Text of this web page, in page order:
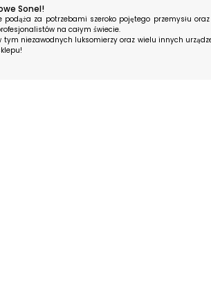
Sonel!
za potrzebami szeroko pojętego przemysłu
na całym świecie.
niezawodnych luksomierzy oraz wielu innych